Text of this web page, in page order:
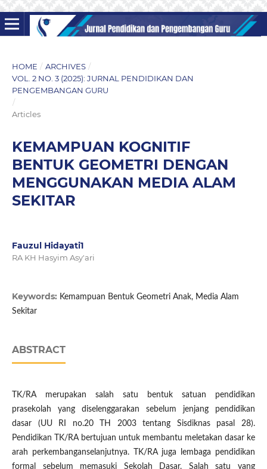
HOME / ARCHIVES /
VOL. 2 NO. 3 (2025): JURNAL PENDIDIKAN DAN
PENGEMBANGAN GURU
/
Articles
KEMAMPUAN KOGNITIF
BENTUK GEOMETRI DENGAN
MENGGUNAKAN MEDIA ALAM
SEKITAR
Fauzul Hidayati1
RA KH Hasyim Asy'ari
Keywords: Kemampuan Bentuk Geometri Anak, Media Alam
Sekitar
ABSTRACT
TK/RA merupakan salah satu bentuk satuan pendidikan
prasekolah yang diselenggarakan sebelum jenjang pendidikan
dasar (UU RI no.20 TH 2003 tentang Sisdiknas pasal 28).
Pendidikan TK/RA bertujuan untuk membantu meletakan dasar ke
arah perkembanganselanjutnya. TK/RA juga lembaga pendidikan
formal sebelum memasuki Sekolah Dasar. Salah satu yang